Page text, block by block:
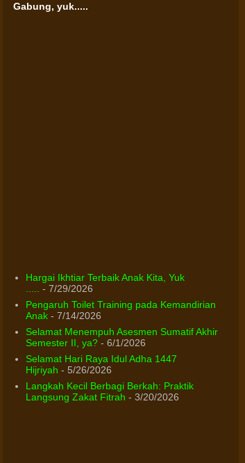
Gabung, yuk.....
Hargai Ikhtiar Terbaik Anak Kita, Yuk
- 7/29/2026
Pengaruh Toilet Training pada Kemandirian
Anak- 7/14/2026
Selamat Menempuh Asesmen Sumatif Akhir
Semester II, ya?- 6/1/2026
Selamat Hari Raya Idul Adha 1447
Hijriyah - 5/26/2026
Langkah Kecil Berbagi Berkah: Praktik
Langsung Zakat Fitrah - 3/20/2026